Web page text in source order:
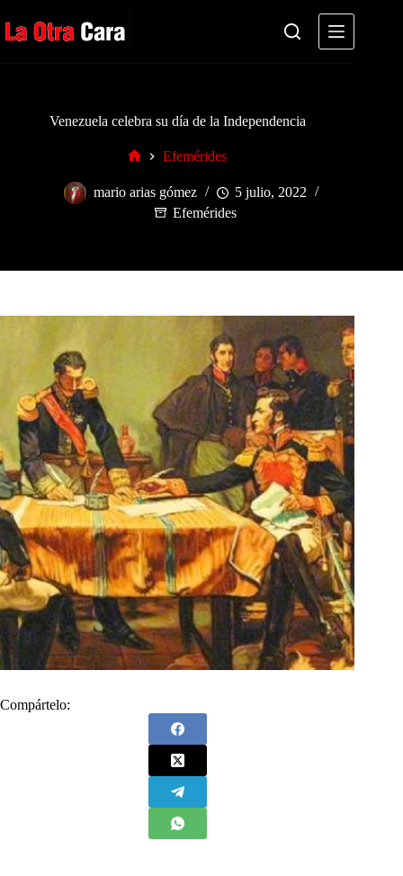
al
contenido
Venezuela celebra su día de la Independencia
Efemérides
mario arias gómez
5 julio, 2022
Efemérides
Compártelo: